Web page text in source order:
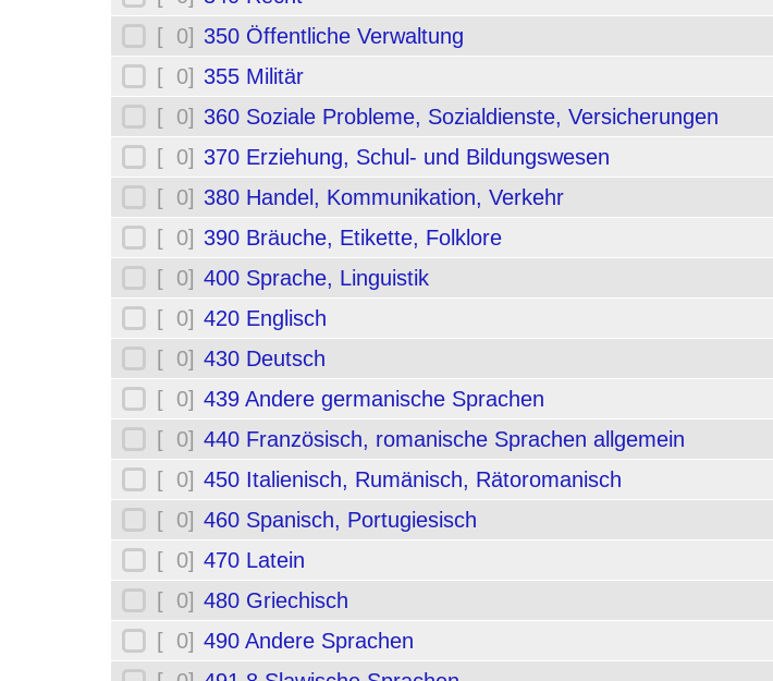
[ 0] 350 Öffentliche Verwaltung
[ 0] 355 Militär
[ 0] 360 Soziale Probleme, Sozialdienste, Versicherungen
[ 0] 370 Erziehung, Schul- und Bildungswesen
[ 0] 380 Handel, Kommunikation, Verkehr
[ 0] 390 Bräuche, Etikette, Folklore
[ 0] 400 Sprache, Linguistik
[ 0] 420 Englisch
[ 0] 430 Deutsch
[ 0] 439 Andere germanische Sprachen
[ 0] 440 Französisch, romanische Sprachen allgemein
[ 0] 450 Italienisch, Rumänisch, Rätoromanisch
[ 0] 460 Spanisch, Portugiesisch
[ 0] 470 Latein
[ 0] 480 Griechisch
[ 0] 490 Andere Sprachen